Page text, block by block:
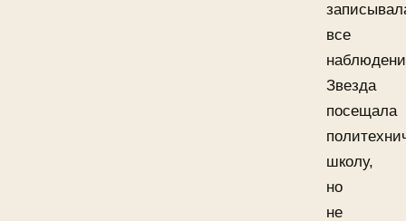
все
Звезда
посещала
школу,
но
не